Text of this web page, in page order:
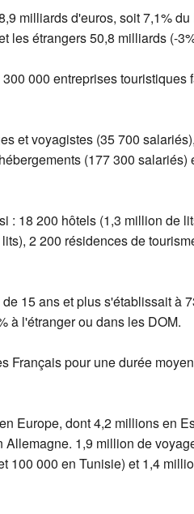
milliards d'euros, soit 7,1%
les étrangers 50,8 milliards (-
000 entreprises
et voyagistes (35 700
(177 300 salariés)
18 200 hôtels (1,3 million de
2 200 résidences de
15 ans et plus s'établissait à
à l'étranger ou dans les DOM.
pour une durée
Europe, dont 4,2 millions en
1,9 million de
000 en Tunisie) et 1,4